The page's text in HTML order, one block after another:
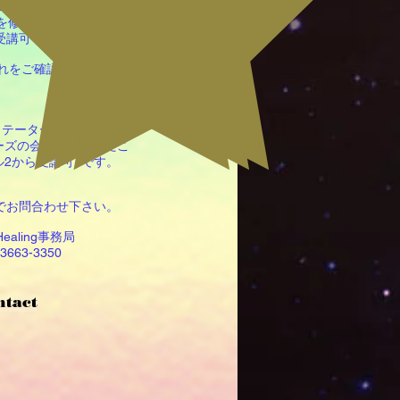
修了したら
可 です。
ご確認ください)
ーターはもちろん、
の会に参加されたこ
から受講可 です。
問合わせ下さい。
事務局
3350